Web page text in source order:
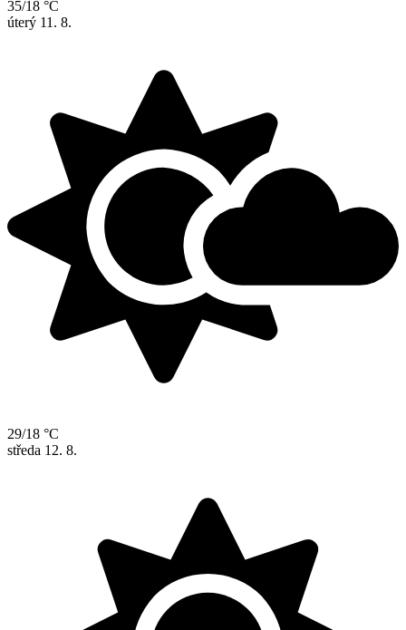
35/18 °C
úterý 11. 8.
29/18 °C
středa 12. 8.